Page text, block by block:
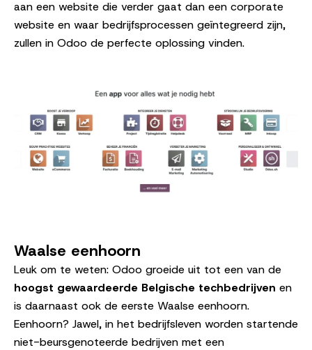
aan een website die verder gaat dan een corporate
website en waar bedrijfsprocessen geïntegreerd zijn,
zullen in Odoo de perfecte oplossing vinden.
Waalse eenhoorn
Leuk om te weten: Odoo groeide uit tot een van de
hoogst gewaardeerde Belgische techbedrijven en
is daarnaast ook de eerste Waalse eenhoorn.
Eenhoorn? Jawel, in het bedrijfsleven worden startende
niet-beursgenoteerde bedrijven met een